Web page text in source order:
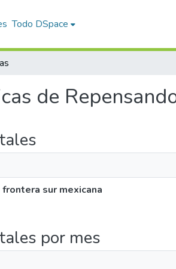
Todo DSpace
de
sur mexicana
por mes